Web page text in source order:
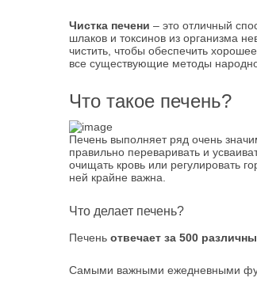
Чистка печени – это отличный
шлаков и токсинов из организма
чистить, чтобы обеспечить
все существующие методы
Что такое печень?
Печень выполняет ряд очень
правильно переваривать и
очищать кровь или регулировать
ней крайне важна.
Что делает печень?
Печень отвечает за 500
Самыми важными ежедневными